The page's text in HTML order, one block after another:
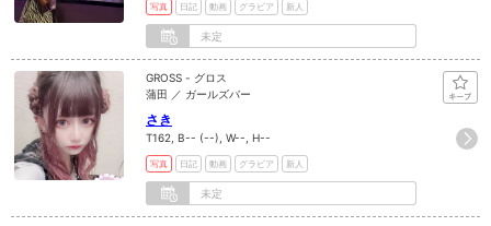
写真 日記 動画 グラビア 新人
未定
GROSS - グロス
蒲田 ／ ガールズバー
さき
T162, B-- (--), W--, H--
写真 日記 動画 グラビア 新人
未定